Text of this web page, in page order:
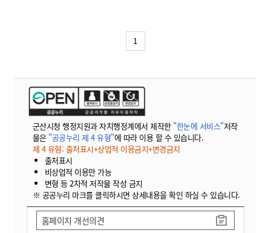
1
군산시청 행정지원과 자치행정계에서 제작한 "한눈에 서비스"저작
물은 "공공누리 제 4 유형"에 따라 이용 할 수 있습니다.
제 4 유형: 출처표시+상업적 이용금지+변경금지
출처표시
비상업적 이용만 가능
변형 등 2차적 저작물 작성 금지
※ 공공누리 마크를 클릭하시면 상세내용을 확인 하실 수 있습니다.
홈페이지 개선의견